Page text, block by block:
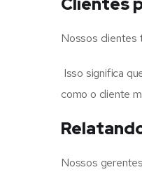
Nossos clientes
Isso significa
como o cliente
Nossos